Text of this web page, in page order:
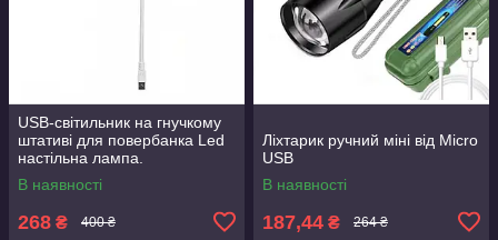
USB-світильник на гнучкому
штативі для повербанка Led
настільна лампа.
В наявності
268 ₴ 400 ₴
Ліхтарик ручний міні від Micro
USB
В наявності
187,44 ₴ 264 ₴